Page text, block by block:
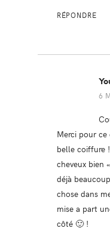
RÉPONDRE
6
Merci pour
belle coiffure
cheveux bien
déjà
chose dans
mise a part
côté 🙂 !